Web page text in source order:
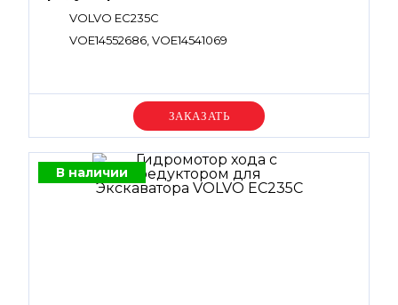
VOLVO EC235C
VOE14552686, VOE14541069
Уточняйте цену
В наличии